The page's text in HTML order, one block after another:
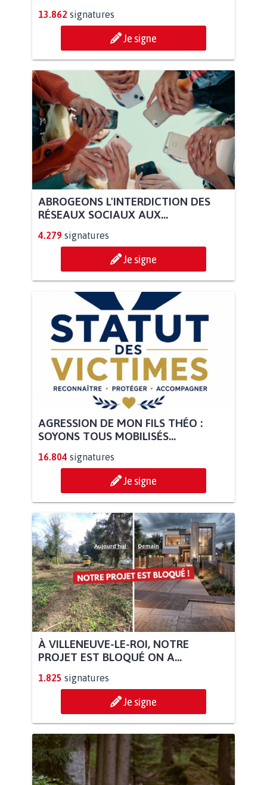
13.862 signatures
Je signe
ABROGEONS L'INTERDICTION DES
RÉSEAUX SOCIAUX AUX...
4.279 signatures
Je signe
AGRESSION DE MON FILS THÉO :
SOYONS TOUS MOBILISÉS...
16.804 signatures
Je signe
À VILLENEUVE-LE-ROI, NOTRE
PROJET EST BLOQUÉ ON A...
1.825 signatures
Je signe